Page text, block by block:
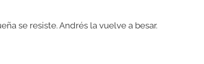
se resiste. Andrés la vuelve a besar.